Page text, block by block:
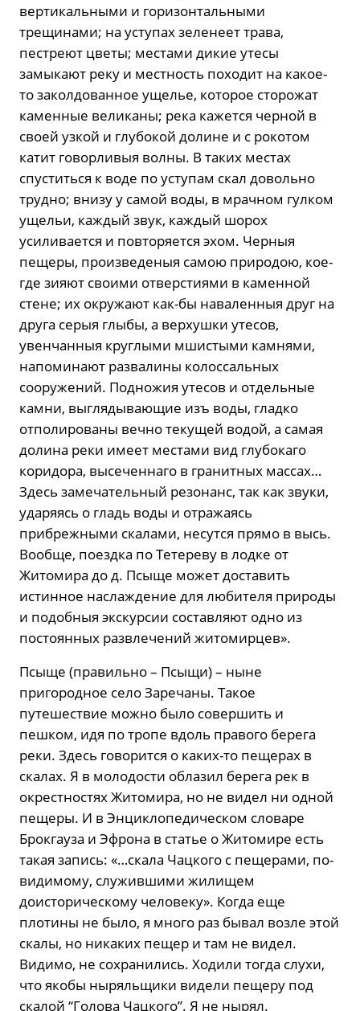
вертикальными и горизонтальными
трещинами; на уступах зеленеет трава,
пестреют цветы; местами дикие утесы
замыкают реку и местность походит на какое-
то заколдованное ущелье, которое сторожат
каменные великаны; река кажется черной в
своей узкой и глубокой долине и с рокотом
катит говорливыя волны. В таких местах
спуститься к воде по уступам скал довольно
трудно; внизу у самой воды, в мрачном гулком
ущельи, каждый звук, каждый шорох
усиливается и повторяется эхом. Черныя
пещеры, произведеныя самою природою, кое-
где зияют своими отверстиями в каменной
стене; их окружают как-бы наваленныя друг на
друга серыя глыбы, а верхушки утесов,
увенчанныя круглыми мшистыми камнями,
напоминают развалины колоссальных
сооружений. Подножия утесов и отдельные
камни, выглядывающие изъ воды, гладко
отполированы вечно текущей водой, а самая
долина реки имеет местами вид глубокаго
коридора, высеченнаго в гранитных массах…
Здесь замечательный резонанс, так как звуки,
ударяясь о гладь воды и отражаясь
прибрежными скалами, несутся прямо в высь.
Вообще, поездка по Тетереву в лодке от
Житомира до д. Псыще может доставить
истинное наслаждение для любителя природы
и подобныя экскурсии составляют одно из
постоянных развлечений житомирцев».
Псыще (правильно – Псыщи) – ныне
пригородное село Заречаны. Такое
путешествие можно было совершить и
пешком, идя по тропе вдоль правого берега
реки. Здесь говорится о каких-то пещерах в
скалах. Я в молодости облазил берега рек в
окрестностях Житомира, но не видел ни одной
пещеры. И в Энциклопедическом словаре
Брокгауза и Эфрона в статье о Житомире есть
такая запись: «…скала Чацкого с пещерами, по-
видимому, служившими жилищем
доисторическому человеку». Когда еще
плотины не было, я много раз бывал возле этой
скалы, но никаких пещер и там не видел.
Видимо, не сохранились. Ходили тогда слухи,
что якобы ныряльщики видели пещеру под
скалой “Голова Чацкого”. Я не нырял.